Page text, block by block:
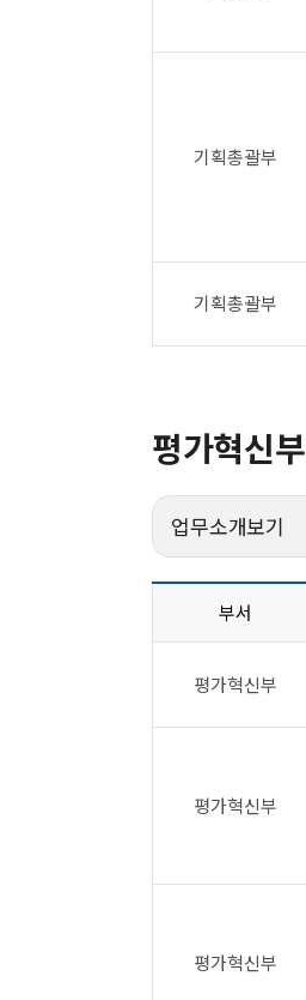
기획총괄부
기획총괄부
평가혁신부
업무소개보기
부서
평가혁신부
평가혁신부
평가혁신부